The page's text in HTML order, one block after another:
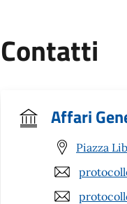
Contatti
Affari
Piazza